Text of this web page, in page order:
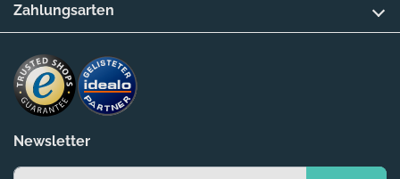
Newsletter
Zahlungsarten